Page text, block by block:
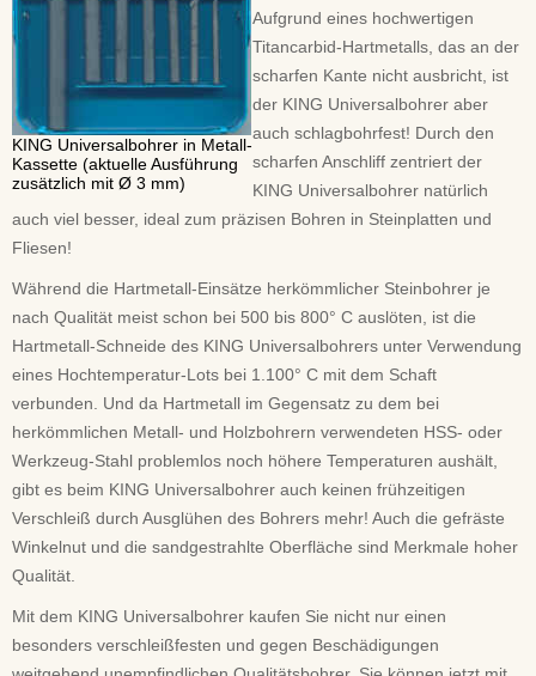
KING Universalbohrer in Metall-
Kassette (aktuelle Ausführung
zusätzlich mit Ø 3 mm)
Aufgrund eines hochwertigen
Titancarbid-Hartmetalls, das an der
scharfen Kante nicht ausbricht, ist
der KING Universalbohrer aber
auch schlagbohrfest! Durch den
scharfen Anschliff zentriert der
KING Universalbohrer natürlich
auch viel besser, ideal zum präzisen Bohren in Steinplatten und
Fliesen!
Während die Hartmetall-Einsätze herkömmlicher Steinbohrer je
nach Qualität meist schon bei 500 bis 800° C auslöten, ist die
Hartmetall-Schneide des KING Universalbohrers unter Verwendung
eines Hochtemperatur-Lots bei 1.100° C mit dem Schaft
verbunden. Und da Hartmetall im Gegensatz zu dem bei
herkömmlichen Metall- und Holzbohrern verwendeten HSS- oder
Werkzeug-Stahl problemlos noch höhere Temperaturen aushält,
gibt es beim KING Universalbohrer auch keinen frühzeitigen
Verschleiß durch Ausglühen des Bohrers mehr! Auch die gefräste
Winkelnut und die sandgestrahlte Oberfläche sind Merkmale hoher
Qualität.
Mit dem KING Universalbohrer kaufen Sie nicht nur einen
besonders verschleißfesten und gegen Beschädigungen